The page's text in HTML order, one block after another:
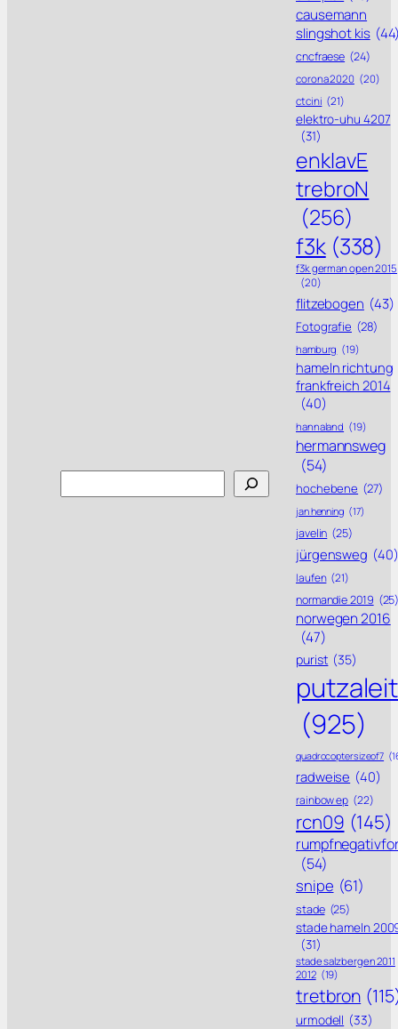
causemann
slingshot kis
cncfraese (24)
corona 2020 (20)
ctcini (21)
elektro-uhu 4207
(31)
enklavE
trebroN
(256)
f3k (338)
f3k german open 2015
(20)
flitzebogen (43)
Fotografie (28)
hamburg (19)
hameln richtung
frankfreich 2014
(40)
hannaland (19)
hermannsweg
(54)
hochebene (27)
jan henning (17)
javelin (25)
jürgensweg (40)
laufen (21)
normandie 2019
norwegen 2016
(47)
purist (35)
putzaleit
(925)
quadrocoptersizeof7
radweise (40)
rainbow ep (22)
rcn09 (145)
(54)
snipe (61)
stade (25)
stade hameln
(31)
stade salzbergen 2011
2012 (19)
tretbron
urmodell (33)